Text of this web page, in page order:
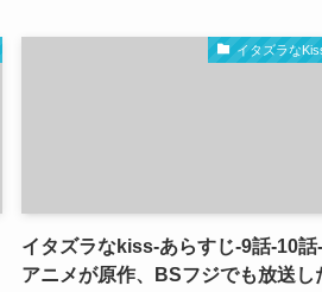
イタズラな
イタズラなkiss-あらすじ-9話-10話-
アニメが原作、BSフジでも放送し